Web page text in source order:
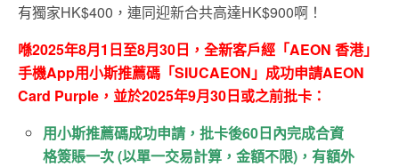
有獨家HK$400，連同迎新合共高達HK$900啊！
喺2025年8月1日至8月30日，全新客戶經「AEON 香港」
手機App用小斯推薦碼「SIUCAEON」成功申請AEON
Card Purple，並於2025年9月30日或之前批卡：
用小斯推薦碼成功申請，批卡後60日內完成合資
格簽賬一次 (以單一交易計算，金額不限)，有額外